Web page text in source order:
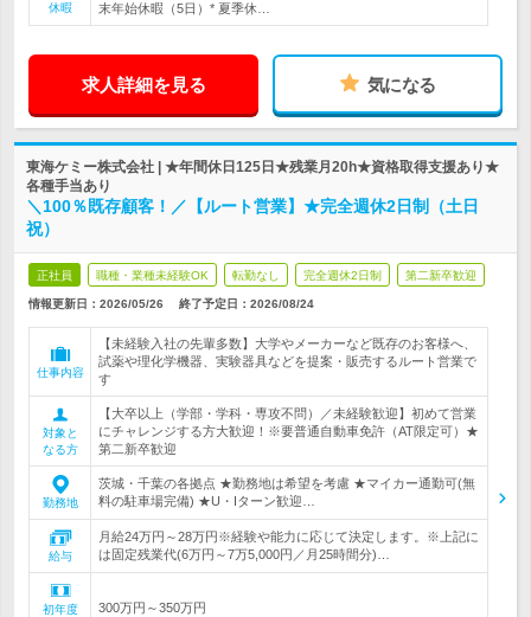
休暇
末年始休暇（5日）* 夏季休…
求人詳細を見る 気になる
東海ケミー株式会社 | ★年間休日125日★残業月20h★資格取得支援あり★
各種手当あり
＼100％既存顧客！／【ルート営業】★完全週休2日制（土日
祝）
正社員 職種・業種未経験OK 転勤なし 完全週休2日制 第二新卒歓迎
情報更新日：2026/05/26 終了予定日： 2026/08/24
仕事内容
【未経験入社の先輩多数】大学やメーカーなど既存のお客様へ、
試薬や理化学機器、実験器具などを提案・販売するルート営業で
す
対象と
なる方
【大卒以上（学部・学科・専攻不問）／未経験歓迎】初めて営業
にチャレンジする方大歓迎！※要普通自動車免許（AT限定可）★
第二新卒歓迎
勤務地
茨城・千葉の各拠点 ★勤務地は希望を考慮 ★マイカー通勤可(無
料の駐車場完備) ★U・Iターン歓迎…
給与
月給24万円～28万円※経験や能力に応じて決定します。※上記に
は固定残業代(6万円～7万5,000円／月25時間分)…
初年度
300万円～350万円